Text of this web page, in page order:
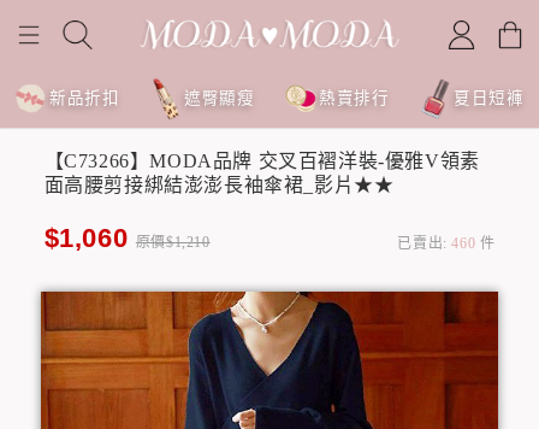
新品折扣 遮臀顯瘦 熱賣排行 夏日短褲
【C73266】MODA品牌 交叉百褶洋裝-優雅V領素
面高腰剪接綁結澎澎長袖傘裙_影片★★
$1,060 原價$1,210 已賣出:460 件